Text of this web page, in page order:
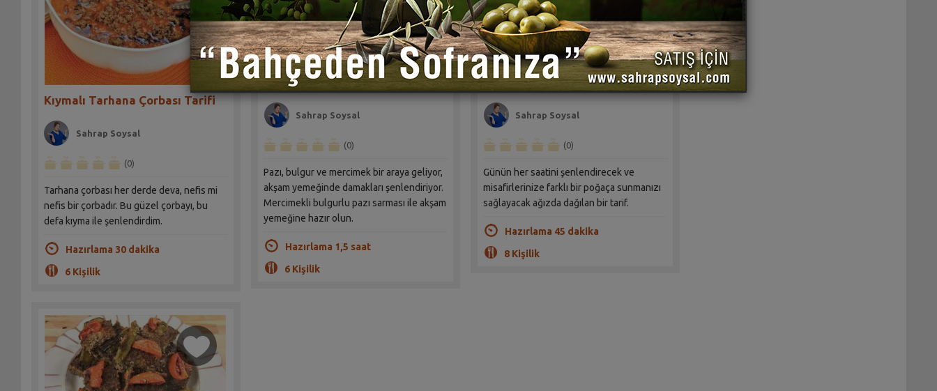
Kıymalı Tarhana Çorbası Tarifi
Sahrap Soysal
(0)
Tarhana çorbası her derde deva, nefis mi
nefis bir çorbadır. Bu güzel çorbayı, bu
defa kıyma ile şenlendirdim.
Hazırlama 30 dakika
6 Kişilik
Mercimekli Bulgurlu Pazı
Sarması Tarifi
Sahrap Soysal
(0)
Pazı, bulgur ve mercimek bir araya geliyor,
akşam yemeğinde damakları şenlendiriyor.
Mercimekli bulgurlu pazı sarması ile akşam
yemeğine hazır olun.
Hazırlama 1,5 saat
6 Kişilik
İrmikli Patatesli Gün Poğaçası
Tarifi
Sahrap Soysal
(0)
Günün her saatini şenlendirecek ve
misafirlerinize farklı bir poğaça sunmanızı
sağlayacak ağızda dağılan bir tarif.
Hazırlama 45 dakika
8 Kişilik